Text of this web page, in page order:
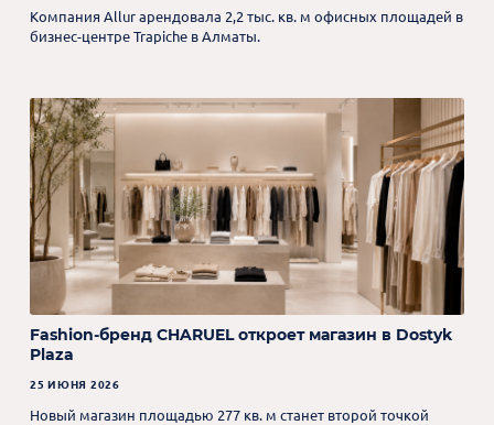
Компания Allur арендовала 2,2 тыс. кв. м офисных площадей в
бизнес-центре Trapiche в Алматы.
Fashion-бренд CHARUEL откроет магазин в Dostyk
Plaza
25 ИЮНЯ 2026
Новый магазин площадью 277 кв. м станет второй точкой